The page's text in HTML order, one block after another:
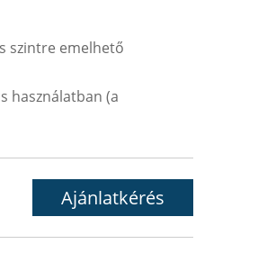
szintre emelhető
használatban (a
Ajánlatkérés